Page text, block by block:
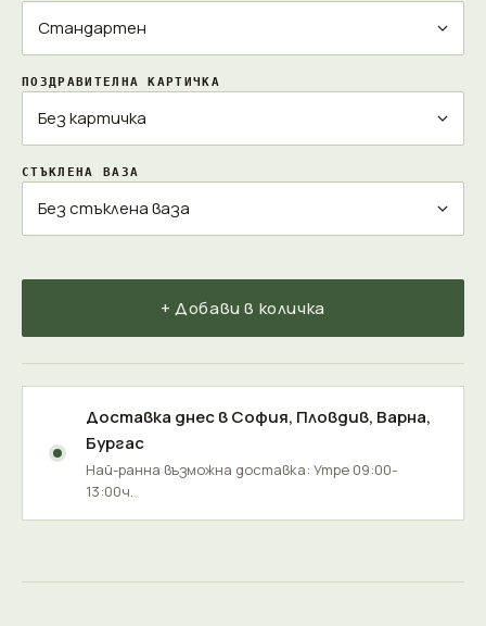
ПОЗДРАВИТЕЛНА КАРТИЧКА
СТЪКЛЕНА ВАЗА
+ Добави в количка
Доставка днес вСофия, Пловдив, Варна,
Бургас
Най-ранна възможна доставка: Утре 09:00-
13:00ч.